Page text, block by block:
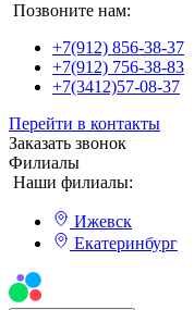
Позвоните нам:
+7(912) 856-38-37
+7(912) 756-38-83
+7(3412)57-08-37
Перейти в контакты
Заказать звонок
Филиалы
Наши филиалы:
Ижевск
Екатеринбург